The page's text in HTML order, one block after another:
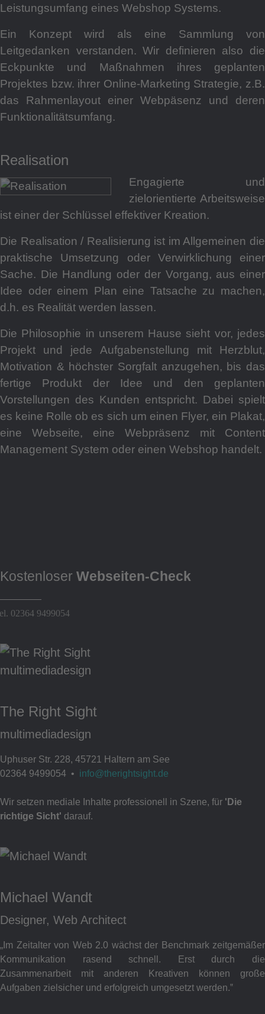
Leistungsumfang eines Webshop Systems.
Ein Konzept wird als eine Sammlung von
Leitgedanken verstanden. Wir definieren also die
Eckpunkte und Maßnahmen ihres geplanten
Projektes bzw. ihrer Online-Marketing Strategie, z.B.
das Rahmenlayout einer Webpäsenz und deren
Funktionalitätsumfang.
Realisation
Engagierte und
zielorientierte Arbeitsweise
ist einer der Schlüssel effektiver Kreation.
Die Realisation / Realisierung ist im Allgemeinen die
praktische Umsetzung oder Verwirklichung einer
Sache. Die Handlung oder der Vorgang, aus einer
Idee oder einem Plan eine Tatsache zu machen,
d.h. es Realität werden lassen.
Die Philosophie in unserem Hause sieht vor, jedes
Projekt und jede Aufgabenstellung mit Herzblut,
Motivation & höchster Sorgfalt anzugehen, bis das
fertige Produkt der Idee und den geplanten
Vorstellungen des Kunden entspricht. Dabei spielt
es keine Rolle ob es sich um einen Flyer, ein Plakat,
eine Webseite, eine Webpräsenz mit Content
Management System oder einen Webshop handelt.
Kostenloser Webseiten-Check
02364 9499054
The Right Sight
multimediadesign
Uphuser Str. 228, 45721 Haltern am See
02364 9499054 • info@therightsight.de
Wir setzen mediale Inhalte professionell in Szene, für 'Die
richtige Sicht' darauf.
Michael Wandt
Designer, Web Architect
„Im Zeitalter von Web 2.0 wächst der Benchmark zeitgemäßer
Kommunikation rasend schnell. Erst durch die
Zusammenarbeit mit anderen Kreativen können große
Aufgaben zielsicher und erfolgreich umgesetzt werden.‟